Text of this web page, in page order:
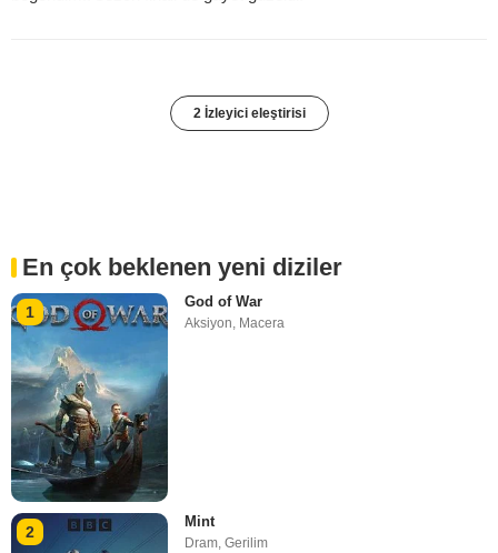
2 İzleyici eleştirisi
En çok beklenen yeni diziler
1
God of War
Aksiyon, Macera
2
Mint
Dram,Gerilim